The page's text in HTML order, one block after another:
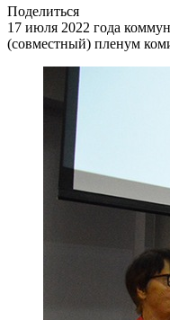
Поделиться
17 июля 2022 года
(совместный) пленум